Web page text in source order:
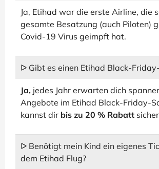
Ja, Etihad war die erste Airline, die
gesamte Besatzung (auch Piloten)
Covid-19 Virus geimpft hat.
ᐅ Gibt es einen Etihad Black-
Ja, jedes Jahr erwarten dich
Angebote im Etihad Black-Friday-
kannst dir bis zu 20 % Rabatt
ᐅ Benötigt mein Kind ein eigenes
dem Etihad Flug?